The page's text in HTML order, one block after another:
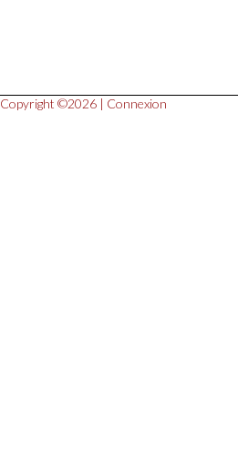
Copyright ©2026 | Connexion